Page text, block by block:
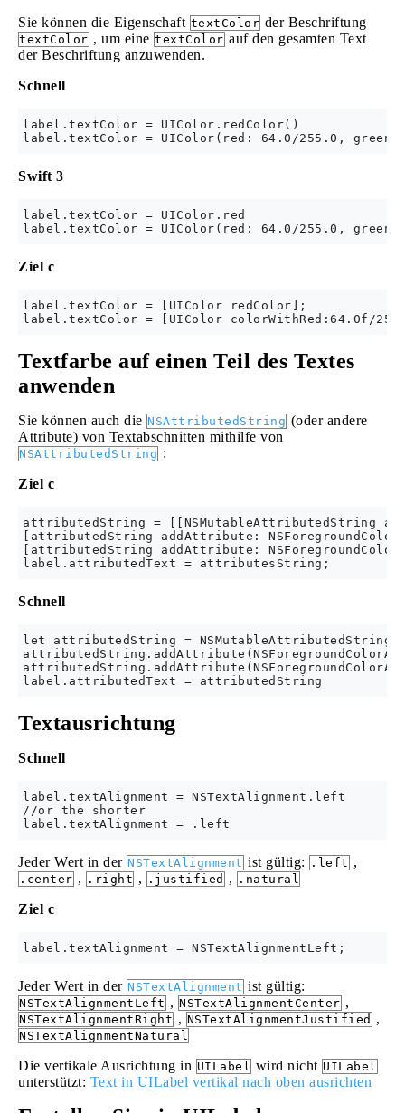
Sie können die Eigenschaft textColor der Beschriftung
textColor , um eine textColor auf den gesamten Text
der Beschriftung anzuwenden.
Schnell
label.textColor = UIColor.redColor()
Swift 3
label.textColor = UIColor.red
Ziel c
label.textColor = [UIColor redColor];
Textfarbe auf einen Teil des Textes
anwenden
Sie können auch die NSAttributedString (oder andere
Attribute) von Textabschnitten mithilfe von
NSAttributedString :
Ziel c
attributedString = [[NSMutableAttributedString
[attributedString addAttribute:
[attributedString addAttribute:
Schnell
let attributedString =
Textausrichtung
Schnell
label.textAlignment = NSTextAlignment.left
//or the shorter
Jeder Wert in der NSTextAlignment ist gültig: .left ,
.center , .right , .justified , .natural
Ziel c
Jeder Wert in der NSTextAlignment ist gültig:
NSTextAlignmentLeft , NSTextAlignmentCenter ,
NSTextAlignmentRight , NSTextAlignmentJustified ,
NSTextAlignmentNatural
Die vertikale Ausrichtung in UILabel wird nicht UILabel
unterstützt: Text in UILabel vertikal nach oben ausrichten